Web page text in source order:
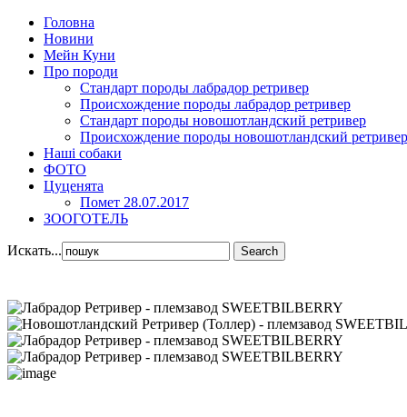
Головна
Новини
Мейн Куни
Про породи
Стандарт породы лабрадор ретривер
Происхождение породы лабрадор ретривер
Стандарт породы новошотландский ретривер
Происхождение породы новошотландский ретривер
Наші собаки
ФОТО
Цуценята
Помет 28.07.2017
ЗООГОТЕЛЬ
Искать...